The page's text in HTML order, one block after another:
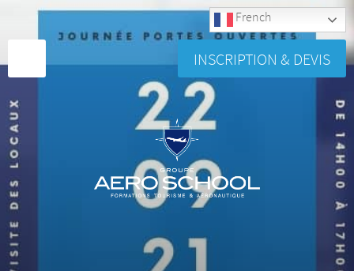
INSCRIPTION & DEVIS
French